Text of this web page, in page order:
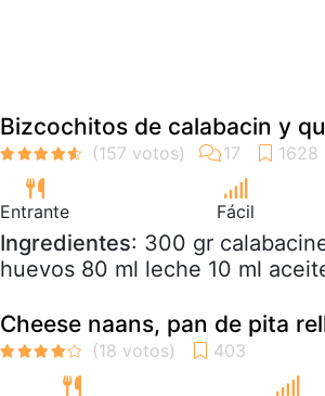
Bizcochitos de calabacin y
Entrante Fácil
Ingredientes: 300 gr
huevos 80 ml leche 10 ml
Cheese naans, pan de pita